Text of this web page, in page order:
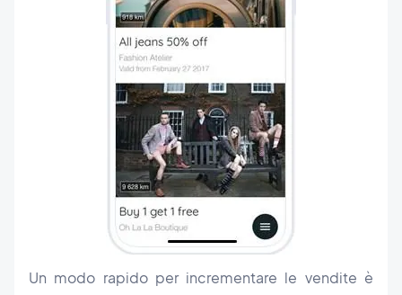
Un modo rapido per incrementare le vendite è